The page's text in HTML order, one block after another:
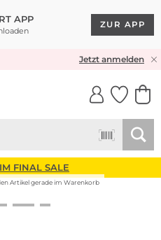
APP
ZUR APP
& RÜCKVERSANDJetzt anmelden
FINAL SALE
Artikel gerade im Warenkorb